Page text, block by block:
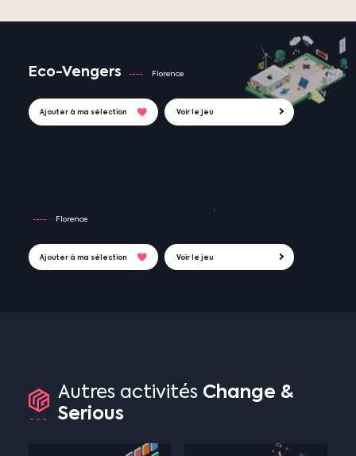
Eco-Vengers Florence
Ajouter à ma sélection Voir le jeu
Florence
Ajouter à ma sélection Voir le jeu
Autres activités Change &
Serious